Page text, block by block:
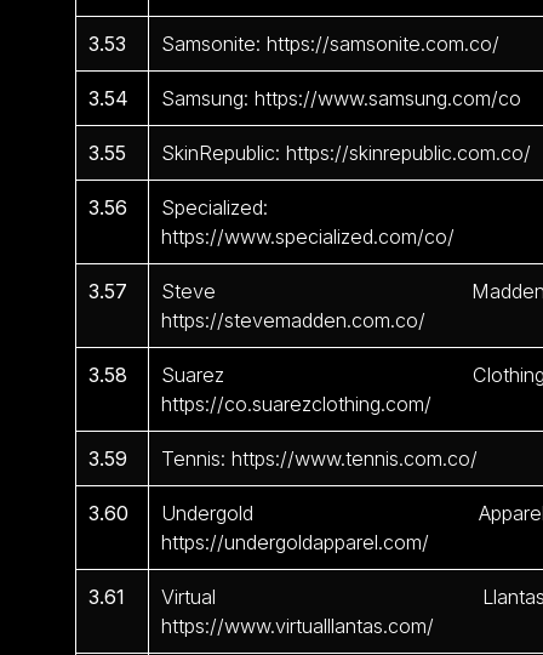
3.53 Samsonite: https://samsonite.com.co/
3.54 Samsung: https://www.samsung.com/co
3.55 SkinRepublic: https://skinrepublic.com.co/
3.56
Specialized:
https://www.specialized.com/co/
3.57
Steve
https://stevemadden.com.co/
3.58
Suarez
https://co.suarezclothing.com/
3.59 Tennis: https://www.tennis.com.co/
3.60
Undergold
https://undergoldapparel.com/
3.61
Virtual
https://www.virtualllantas.com/